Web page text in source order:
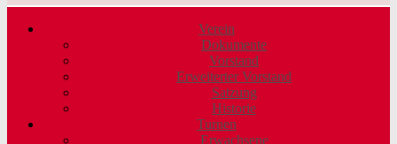
Verein
Dokumente
Vorstand
Erweiterter Vorstand
Satzung
Historie
Turnen
Erwachsene